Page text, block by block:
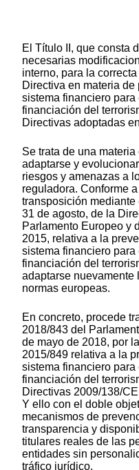
El Título II, que consta
necesarias
interno, para la
Directiva en materia
sistema financiero
financiación del
Directivas adoptadas
Se trata de una
adaptarse y
riesgos y amenazas a
reguladora. Conforme
transposición
31 de agosto, de la
Parlamento Europeo y
2015, relativa a la
sistema financiero
financiación del
adaptarse nuevamente
normas europeas.
En concreto, procede
2018/843 del
de mayo de 2018, por
2015/849 relativa a la
sistema financiero
financiación del
Directivas 2009/138/
Y ello con el doble
mecanismos de
transparencia y
titulares reales de las
entidades sin
tráfico jurídico.